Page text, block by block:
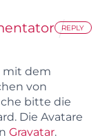
mit dem
von
bitte die
Die Avatare
Gravatar.
REPLY